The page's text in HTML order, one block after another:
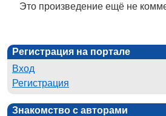
Это произведение ещё не
Регистрация на портале
Вход
Регистрация
Знакомство с авторами